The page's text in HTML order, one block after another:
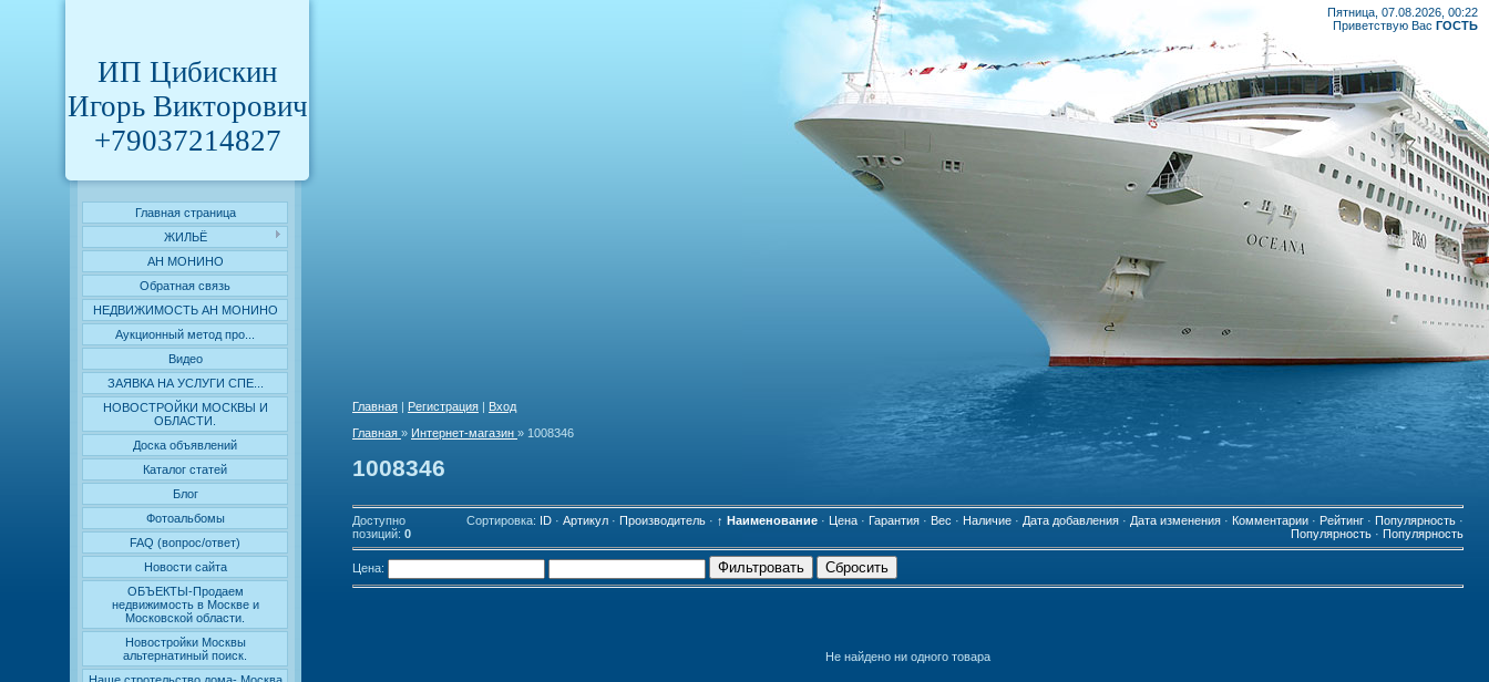
ИП Цибискин
Игорь Викторович
+79037214827
Главная страница
ЖИЛЬЁ
АН МОНИНО
Обратная связь
НЕДВИЖИМОСТЬ АН МОНИНО
Аукционный метод про...
Видео
ЗАЯВКА НА УСЛУГИ СПЕ...
НОВОСТРОЙКИ МОСКВЫ И
ОБЛАСТИ.
Доска объявлений
Каталог статей
Блог
Фотоальбомы
FAQ (вопрос/ответ)
Новости сайта
ОБЪЕКТЫ-Продаем
недвижимость в Москве и
Московской области.
Новостройки Москвы
альтернатиный поиск.
Пятница, 07.08.2026, 00:22
Приветствую Вас ГОСТЬ
Главная | Регистрация | Вход
Главная » Интернет-магазин » 1008346
1008346
Доступно
позиций: 0
Сортировка: ID · Артикул · Производитель · ↑ Наименование · Цена · Гарантия · Вес · Наличие · Дата добавления · Дата изменения · Комментарии · Рейтинг · Популярность ·
Популярность · Популярность
Цена: Фильтровать Сбросить
Не найдено ни одного товара